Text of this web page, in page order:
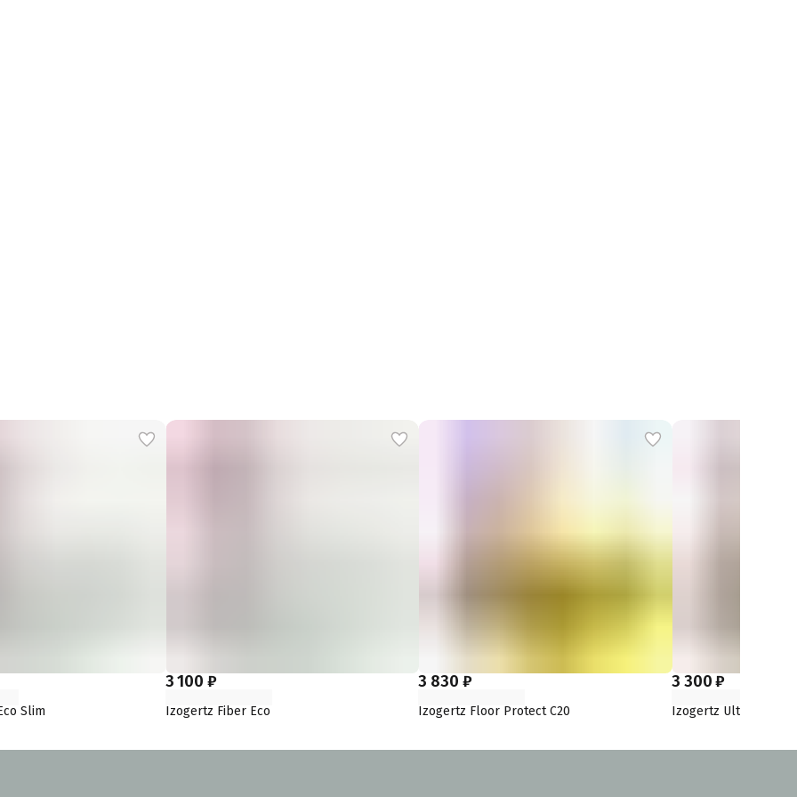
Slim
3 100 ₽
Izogertz Fiber Eco
3 830 ₽
Izogertz Floor Protect С20
3 300 ₽
Izogertz Ultra Slim